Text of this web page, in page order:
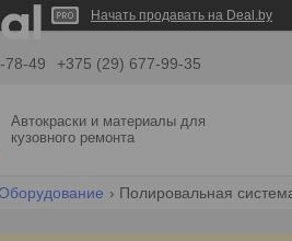
Начать продавать на Deal.by
78-49 +375 (29) 677-99-35
Автокраски и материалы для
кузовного ремонта
Полировальная